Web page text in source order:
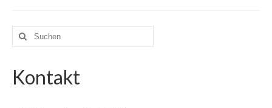
Suche
nach:
Kontakt